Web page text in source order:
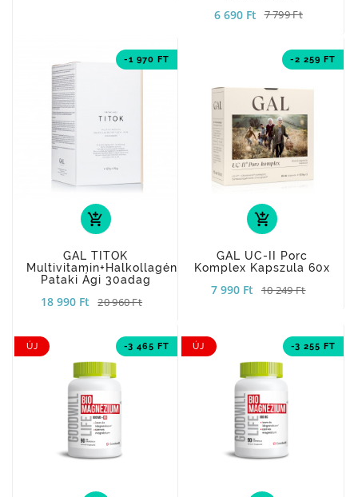
6 690 Ft 7 799 Ft
-1 970 FT
add_shopping_cart
GAL TITOK
Multivitamin+halkollagén+MSM
Pataki Ági 30adag
18 990 Ft 20 960 Ft
-2 259 FT
add_shopping_cart
GAL UC-II Porc
Komplex Kapszula 60x
7 990 Ft 10 249 Ft
ÚJ -3 465 FT ÚJ -3 255 FT